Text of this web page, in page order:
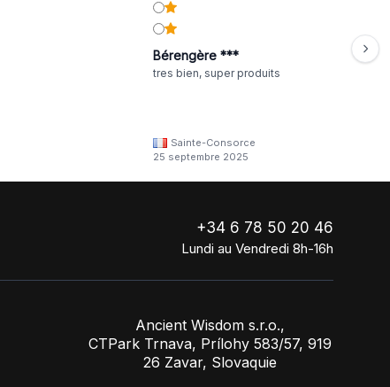
Bérengère ***
tres bien, super produits
Sainte-Consorce
25 septembre 2025
+34 6 78 50 20 46
Lundi au Vendredi 8h-16h
Ancient Wisdom s.r.o.,
CTPark Trnava, Prílohy 583/57, 919
26 Zavar, Slovaquie